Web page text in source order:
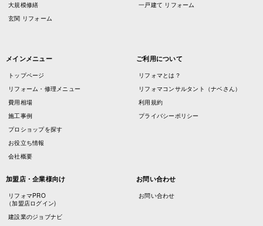
大規模修繕
玄関 リフォーム
一戸建て リフォーム
メインメニュー
トップページ
リフォーム・修理メニュー
費用相場
施工事例
プロショップを探す
お役立ち情報
会社概要
ご利用について
リフォマとは？
リフォマコンサルタント（ナベさん）
利用規約
プライバシーポリシー
加盟店・企業様向け
リフォマPRO
（加盟店ログイン)
建設業のジョブナビ
お問い合わせ
お問い合わせ